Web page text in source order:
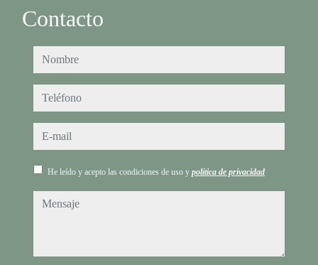
Contacto
nombre
teléfono
e-mail
He leído y acepto las condiciones de uso y política de privacidad
mensaje